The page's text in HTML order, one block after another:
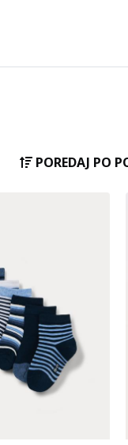
POREDAJ PO